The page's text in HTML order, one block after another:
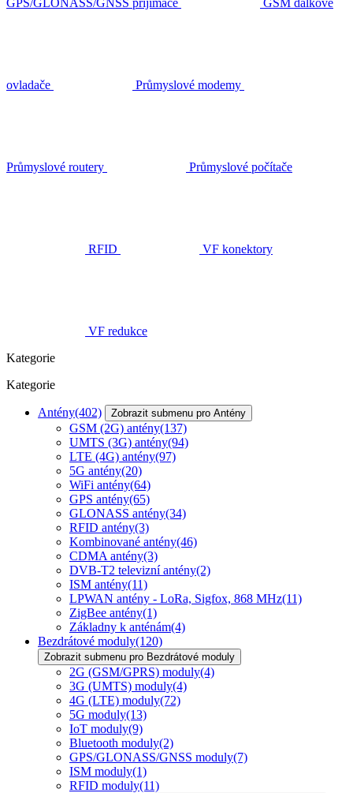
GPS/GLONASS/GNSS přijímače GSM dálkové
ovladače Průmyslové modemy
Průmyslové routery Průmyslové počítače
RFID VF konektory
VF redukce
Kategorie
Kategorie
Antény(402) Zobrazit submenu pro Antény
GSM (2G) antény(137)
UMTS (3G) antény(94)
LTE (4G) antény(97)
5G antény(20)
WiFi antény(64)
GPS antény(65)
GLONASS antény(34)
RFID antény(3)
Kombinované antény(46)
CDMA antény(3)
DVB-T2 televizní antény(2)
ISM antény(11)
LPWAN antény - LoRa, Sigfox, 868 MHz(11)
ZigBee antény(1)
Základny k anténám(4)
Bezdrátové moduly(120)
Zobrazit submenu pro Bezdrátové moduly
2G (GSM/GPRS) moduly(4)
3G (UMTS) moduly(4)
4G (LTE) moduly(72)
5G moduly(13)
IoT moduly(9)
Bluetooth moduly(2)
GPS/GLONASS/GNSS moduly(7)
ISM moduly(1)
RFID moduly(11)